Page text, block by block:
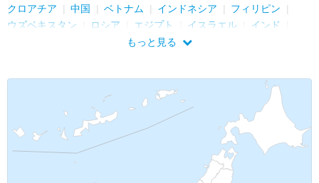
クロアチア
中国 ベトナム インドネシア
フィリピン
ウズベキスタン
ロシア エジプト イスラエル
インド
ドイツ トルコ
イタリア
アラブ首長国連邦
スリランカ ポーランド
ギリシャ
モナコ 台湾 メキシコ
もっと見る